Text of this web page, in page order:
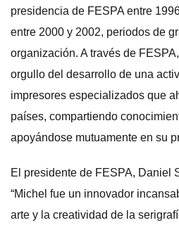
presidencia de FESPA entre
entre 2000 y 2002, periodos de
organización. A través de
orgullo del desarrollo de una
impresores especializados que
países, compartiendo
apoyándose mutuamente en su
El presidente de FESPA, Daniel
“Michel fue un innovador
arte y la creatividad de la